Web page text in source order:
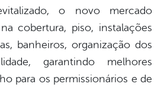
o novo mercado
cobertura, piso, instalações
banheiros, organização dos
garantindo melhores
para os permissionários e de